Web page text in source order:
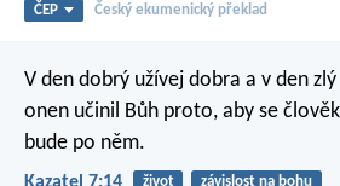
ČEP Český ekumenický překlad
V den dobrý užívej dobra a v den
onen učinil Bůh proto, aby se
bude po něm.
Kazatel 7:14 život závislost na bohu